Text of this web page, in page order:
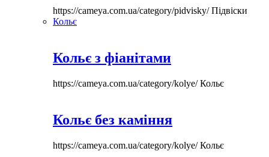
https://cameya.com.ua/category/pidvisky/Підвіски
Кольє
Кольє з фіанітами
https://cameya.com.ua/category/kolye/Кольє
Кольє без каміння
https://cameya.com.ua/category/kolye/Кольє